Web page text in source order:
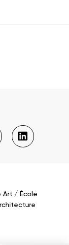
Art
École